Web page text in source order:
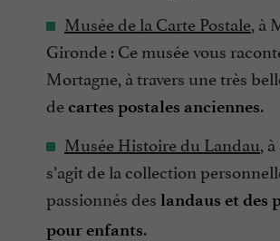
Musée de la Carte Postale, à
Gironde : Ce musée vous
Mortagne, à travers une très
decartes postales anciennes.
Musée Histoire du Landau,
s’agit de la collection
passionnés des landaus et des
pour enfants.